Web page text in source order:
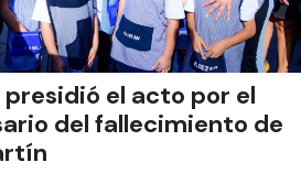
el acto por el
del fallecimiento de